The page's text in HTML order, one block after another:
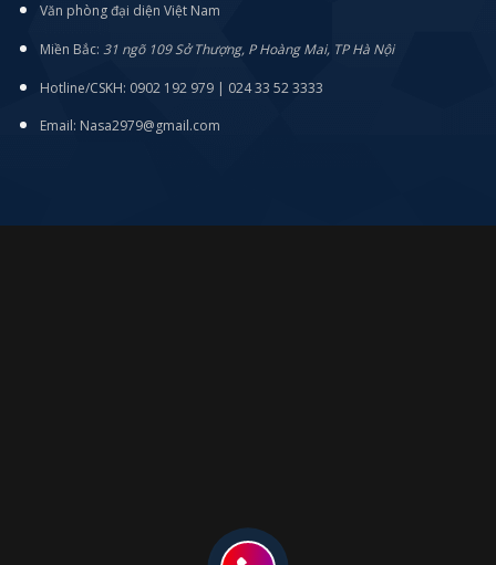
Văn phòng đại diện Việt Nam
Miền Bắc: 31 ngõ 109 Sở Thượng, P Hoàng Mai, TP Hà Nội
Hotline/CSKH: 0902 192 979 | 024 33 52 3333
Email: Nasa2979@gmail.com